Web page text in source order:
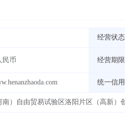
经营状态
民币 经营期限
统一信
南）自由贸易试验区洛阳片区（高新）